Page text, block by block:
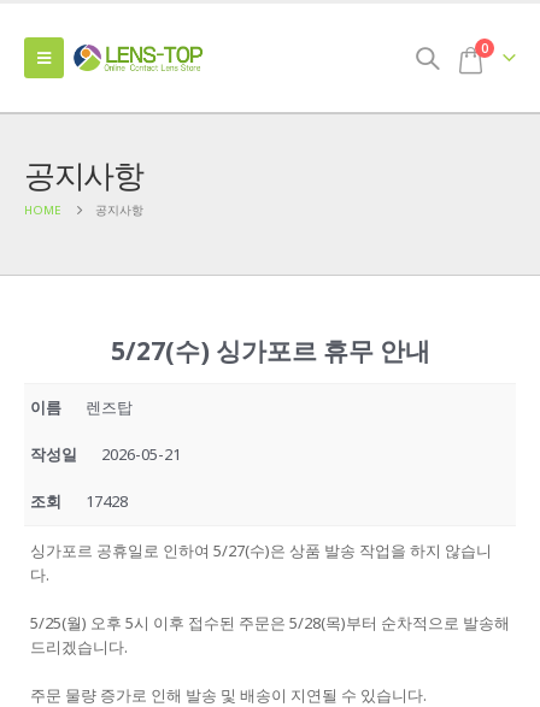
0
공지사항
HOME 공지사항
5/27(수) 싱가포르 휴무 안내
이름 렌즈탑
작성일 2026-05-21
조회 17428
싱가포르 공휴일로 인하여 5/27(수)은 상품 발송 작업을 하지 않습니
다.
5/25(월) 오후 5시 이후 접수된 주문은 5/28(목)부터 순차적으로 발송해
드리겠습니다.
주문 물량 증가로 인해 발송 및 배송이 지연될 수 있습니다.